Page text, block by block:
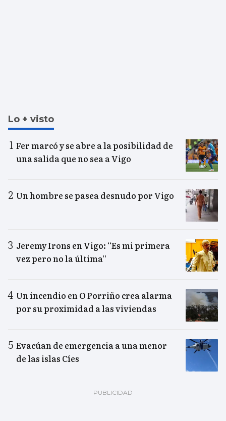
Lo + visto
Fer marcó y se abre a la posibilidad de
una salida que no sea a Vigo
Un hombre se pasea desnudo por Vigo
Jeremy Irons en Vigo: “Es mi primera
vez pero no la última”
Un incendio en O Porriño crea alarma
por su proximidad a las viviendas
Evacúan de emergencia a una menor
de las islas Cíes